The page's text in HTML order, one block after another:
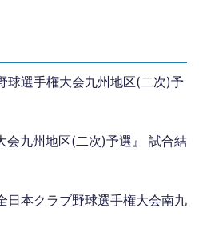
球選手権大会九州地区(二次)予
会九州地区(二次)予選』 試合結
日本クラブ野球選手権大会南九